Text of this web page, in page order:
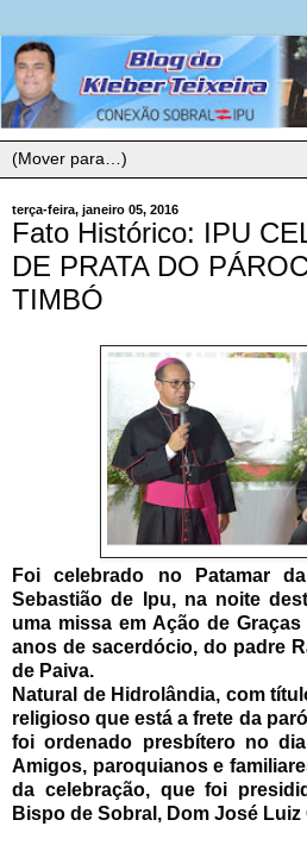
terça-feira, janeiro 05, 2016
Fato Histórico: IPU
DE PRATA DO
TIMBÓ
Foi celebrado no Patamar
Sebastião de Ipu, na noite
uma missa em Ação de
anos de sacerdócio, do padre
de Paiva.
Natural de Hidrolândia, com
religioso que está a frete da
foi ordenado presbítero no
Amigos, paroquianos e
da celebração, que foi
Bispo de Sobral, Dom José